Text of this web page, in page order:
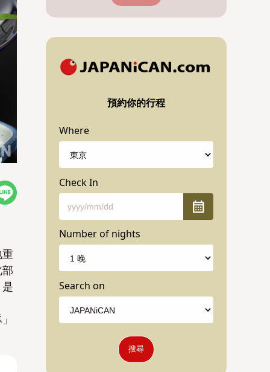
預約你的行程
Where
Check In
Number of nights
Search on
搜尋